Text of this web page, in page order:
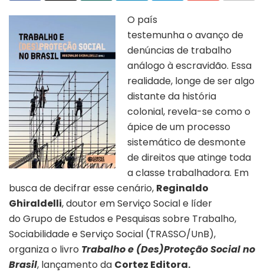
O país
testemunha o avanço de
denúncias de trabalho
análogo à escravidão. Essa
realidade, longe de ser algo
distante da história
colonial, revela-se como o
ápice de um processo
sistemático de desmonte
de direitos que atinge toda
a classe trabalhadora. Em
busca de decifrar esse cenário, Reginaldo
Ghiraldelli, doutor em Serviço Social e líder
do Grupo de Estudos e Pesquisas sobre Trabalho,
Sociabilidade e Serviço Social (TRASSO/UnB),
organiza o livro Trabalho e (Des)Proteção Social no
Brasil, lançamento da Cortez Editora.